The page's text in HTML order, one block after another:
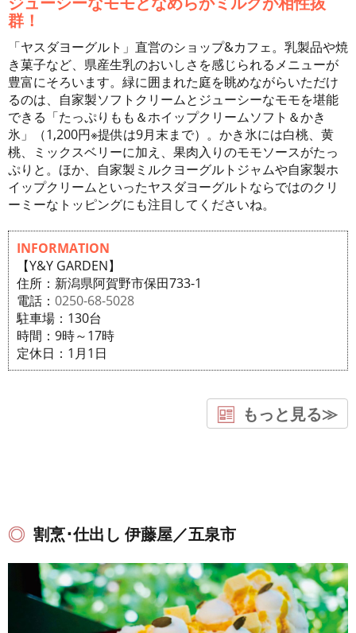
群！
「ヤスダヨーグルト」直営のショップ&カフェ。乳製品や焼
き菓子など、県産生乳のおいしさを感じられるメニューが
豊富にそろいます。緑に囲まれた庭を眺めながらいただけ
るのは、自家製ソフトクリームとジューシーなモモを堪能
できる「たっぷりもも＆ホイップクリームソフト＆かき
氷」（1,200円※提供は9月末まで）。かき氷には白桃、黄
桃、ミックスベリーに加え、果肉入りのモモソースがたっ
ぷりと。ほか、自家製ミルクヨーグルトジャムや自家製ホ
イップクリームといったヤスダヨーグルトならではのクリ
ーミーなトッピングにも注目してくださいね。
INFORMATION
【Y&Y GARDEN】
住所：新潟県阿賀野市保田733-1
電話： 0250-68-5028
駐車場：130台
時間：9時～17時
定休日：1月1日
もっと見る≫
割烹･仕出し 伊藤屋／五泉市